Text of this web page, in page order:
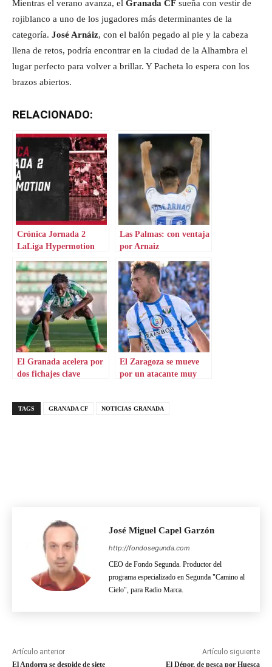
Mientras el verano avanza, el Granada CF sueña con vestir de
rojiblanco a uno de los jugadores más determinantes de la
categoría. José Arnáiz, con el balón pegado al pie y la cabeza
llena de retos, podría encontrar en la ciudad de la Alhambra el
lugar perfecto para volver a brillar. Y Pacheta lo espera con los
brazos abiertos.
RELACIONADO:
Crónica Jornada 2
LaLiga Hypermotion
Las Palmas: con ventaja
por Arnaiz
El Granada acelera por
dos fichajes clave
El Zaragoza se mueve
por un atacante muy
TAGS GRANADA CF NOTICIAS GRANADA
José Miguel Capel Garzón
http://fondosegunda.com
CEO de Fondo Segunda. Productor del
programa especializado en Segunda "Camino al
Cielo", para Radio Marca.
Artículo anterior
El Andorra se despide de siete
Artículo siguiente
El Dépor, de pesca por Huesca